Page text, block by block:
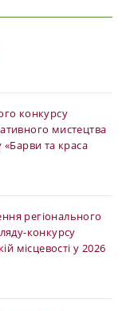
конкурсу
мистецтва
та краса
регіонального
конкурсу
місцевості у 2026